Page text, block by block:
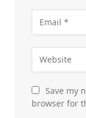
Save my
browser for